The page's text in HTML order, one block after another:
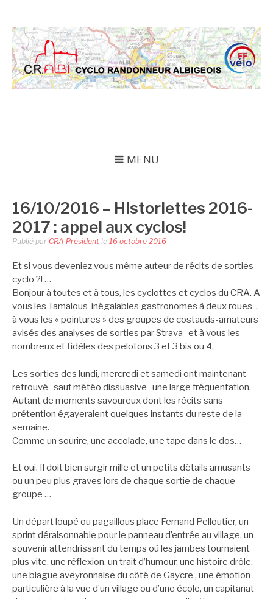
contenu
MENU
16/10/2016 – Historiettes 2016-
2017 : appel aux cyclos!
Publié par CRA Président le 16 octobre 2016
Et si vous deveniez vous même auteur de récits de sorties
cyclo ?! …
Bonjour à toutes et à tous, les cyclottes et cyclos du CRA. A
vous les Tamalous-inégalables gastronomes à deux roues-,
à vous les « pointures » des groupes de costauds-amateurs
avisés des analyses de sorties par Strava- et à vous les
nombreux et fidèles des pelotons 3 et 3 bis ou 4.
Les sorties des lundi, mercredi et samedi ont maintenant
retrouvé -sauf météo dissuasive- une large fréquentation.
Autant de moments savoureux dont les récits sans
prétention égayeraient quelques instants du reste de la
semaine.
Comme un sourire, une accolade, une tape dans le dos…
Et oui. Il doit bien surgir mille et un petits détails amusants
ou un peu plus graves lors de chaque sortie de chaque
groupe …
Un départ loupé ou pagaillous place Fernand Pelloutier, un
sprint déraisonnable pour le panneau d’entrée au village, un
souvenir attendrissant du temps où les jambes tournaient
plus vite, une réflexion, un trait d’humour, une histoire drôle,
une blague aveyronnaise du côté de Gaycre , une émotion
particulière à la vue d’un village ou d’une école, un capitanat